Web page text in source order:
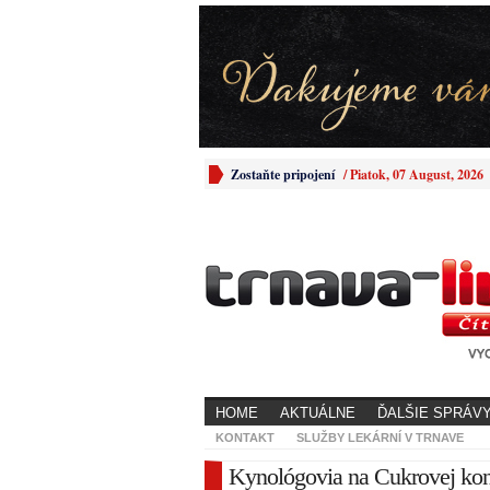
Zostaňte pripojení /Piatok, 07 August, 2026
HOME AKTUÁLNE ĎALŠIE
KONTAKT SLUŽBY LEKÁRNÍ V TRNAVE
Kynológovia na Cukrovej